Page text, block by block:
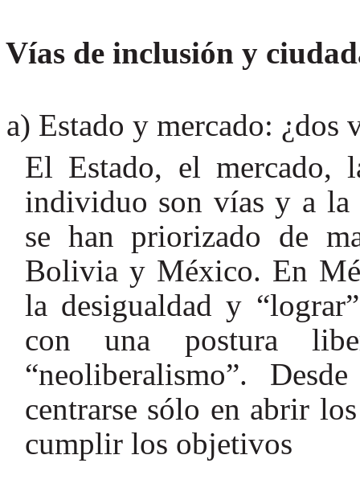
Vías de inclusión y
Estado y mercado: ¿dos
El Estado, el
individuo son vías y a la
se han priorizado de
Bolivia y México. En
la desigualdad y
con una postura
“neoliberalismo”.
centrarse sólo en abrir
cumplir los objetivos